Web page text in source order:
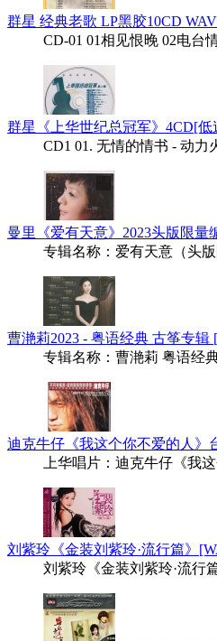
群星 经典老歌 LP黑胶10CD
CD-01 01相见恨晚 02电台
群星《上华世纪总冠军》4CD[低
CD1 01. 无情的情书 - 动力
曼里《爱有天意》2023头版限量
专辑名称：爱有天意（头
曹滟莉2023 - 粤语经典 古筝专辑
专辑名称：曹滟莉 粤语经
迪克牛仔《我这个你不爱的人》
上华唱片：迪克牛仔《我
刘紫玲《金装刘紫玲·流行篇》
刘紫玲《金装刘紫玲·流行